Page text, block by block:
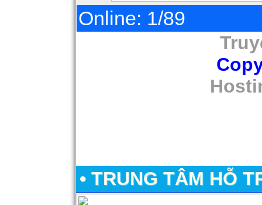
Online: 1/89
• TRUNG TÂM HỖ